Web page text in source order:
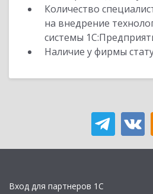
Количество
на внедрение
системы
Наличие у фирмы
Вход для партнеров 1С